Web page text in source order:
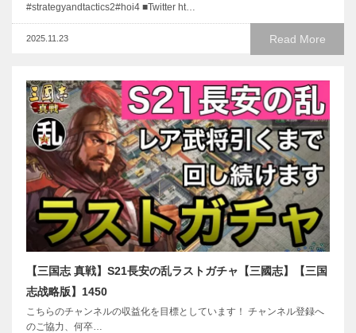
#strategyandtactics2#hoi4 ■Twitter ht…
Read More
2025.11.23
【三国志 真戦】S21長安の乱ラストガチャ【三國志】【三国
志战略版】1450
こちらのチャンネルの収益化を目標としています！ チャンネル登録へ
のご協力、何卒…